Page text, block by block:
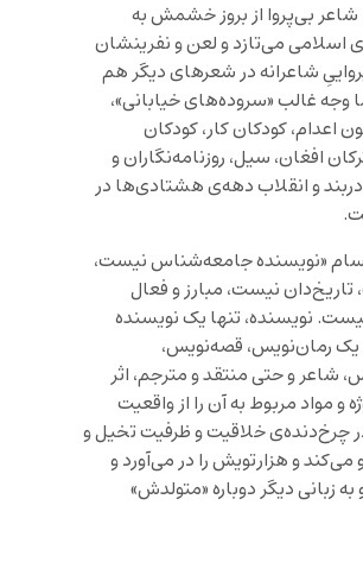
بی‌پروا از بروز خشمش به
می‌تازد و لعن و نفرینشان
شاعرانه در شعرهای دیگر هم
وجه غالب «سروده‌های خیابانی»،
کودکان کار، کودکان
افغان، سیل، روزنامه‌نگاران و
و انقلاب دهه‌ی هشتادی‌ها در
«نویسنده جامعه‌‌شناس نیست،
نیست، مبارز و فعال
نویسنده، تنها یک نویسنده
یک رمان‌نویس، قصه‌نویس،
شاعر و حتی منتقد و مترجم، اثر
مواد مربوط به آن را از واقعیت
چرخ‌‌دنده‌ی خلاقیت و ظرفیت تخیل و
می‌کند و هزار‌تویش را در می‌آورد و
زبانی دیگر دوباره «متولدش»